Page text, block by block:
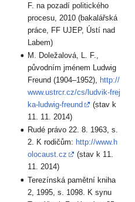
F. na pozadí politického
procesu, 2010 (bakalářská
práce, FF UJEP, Ústí nad
Labem)
M. Doležalová, L. F.,
původním jménem Ludwig
Freund (1904–1952),
http://
www.ustrcr.cz/cs/ludvik-frej
ka-ludwig-freund
(stav k
11. 11. 2014)
Rudé právo 22. 8. 1963, s.
2. K rodičům: http://www.h
olocaust.cz
(stav k 11.
11. 2014)
Terezínská pamětní kniha
2, 1995, s. 1098. K synu